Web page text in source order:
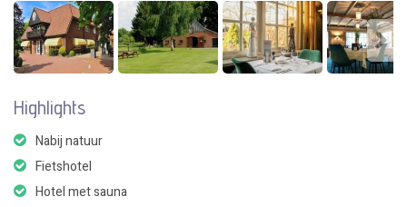
Highlights
Nabij natuur
Fietshotel
Hotel met sauna